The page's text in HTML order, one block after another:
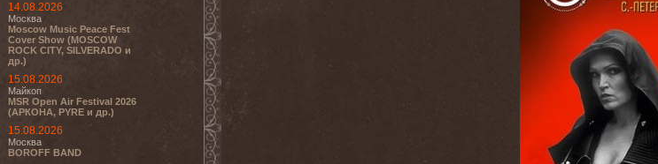
14.08.2026
Москва
Moscow Music Peace Fest
Cover Show (MOSCOW
ROCK CITY, SILVERADO и
др.)
15.08.2026
Майкоп
MSR Open Air Festival 2026
(АРКОНА, PYRE и др.)
15.08.2026
Москва
BOROFF BAND